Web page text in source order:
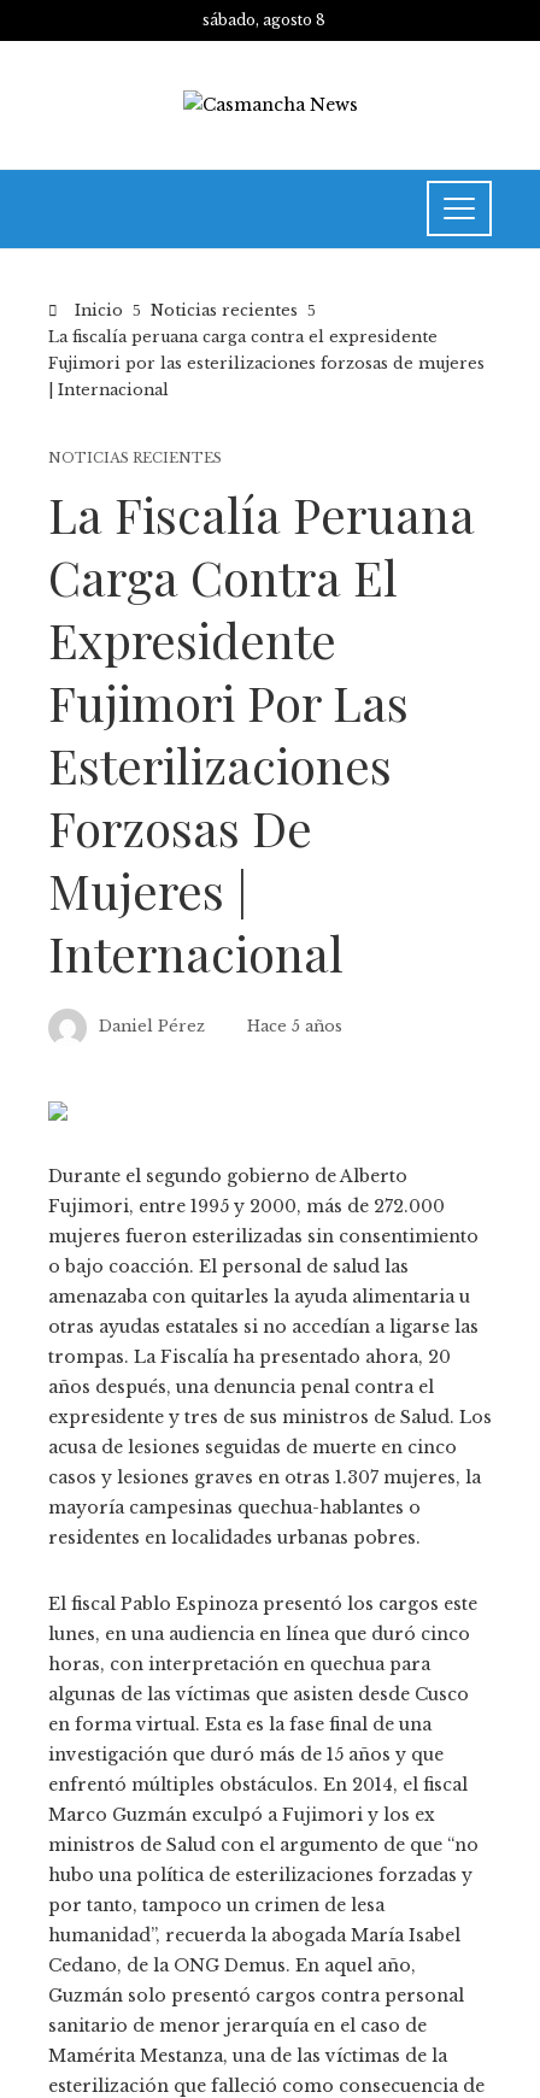
sábado, agosto 8
Inicio
Noticias recientes
La fiscalía peruana carga contra el expresidente
Fujimori por las esterilizaciones forzosas de mujeres
| Internacional
NOTICIAS RECIENTES
La Fiscalía Peruana
Carga Contra El
Expresidente
Fujimori Por Las
Esterilizaciones
Forzosas De
Mujeres |
Internacional
Daniel Pérez Hace 5 años
Durante el segundo gobierno de Alberto
Fujimori, entre 1995 y 2000, más de 272.000
mujeres fueron esterilizadas sin consentimiento
o bajo coacción. El personal de salud las
amenazaba con quitarles la ayuda alimentaria u
otras ayudas estatales si no accedían a ligarse las
trompas. La Fiscalía ha presentado ahora, 20
años después, una denuncia penal contra el
expresidente y tres de sus ministros de Salud. Los
acusa de lesiones seguidas de muerte en cinco
casos y lesiones graves en otras 1.307 mujeres, la
mayoría campesinas quechua-hablantes o
residentes en localidades urbanas pobres.
El fiscal Pablo Espinoza presentó los cargos este
lunes, en una audiencia en línea que duró cinco
horas, con interpretación en quechua para
algunas de las víctimas que asisten desde Cusco
en forma virtual. Esta es la fase final de una
investigación que duró más de 15 años y que
enfrentó múltiples obstáculos. En 2014, el fiscal
Marco Guzmán exculpó a Fujimori y los ex
ministros de Salud con el argumento de que “no
hubo una política de esterilizaciones forzadas y
por tanto, tampoco un crimen de lesa
humanidad”, recuerda la abogada María Isabel
Cedano, de la ONG Demus. En aquel año,
Guzmán solo presentó cargos contra personal
sanitario de menor jerarquía en el caso de
Mamérita Mestanza, una de las víctimas de la
esterilización que falleció como consecuencia de